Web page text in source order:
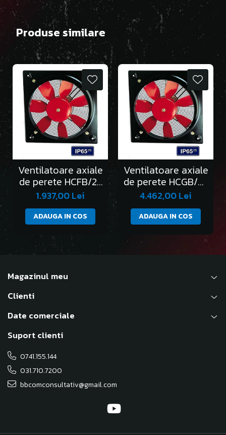
Produse similare
Ventilatoare axiale
de perete HCFB/2-
250/H
1.937,00 Lei
ADAUGA IN COS
Ventilatoare axiale
de perete HCGB/2-
315/L
4.462,00 Lei
ADAUGA IN COS
Magazinul meu
Clienti
Date comerciale
Suport clienti
0741.155.144
031.710.7200
bbcomconsultativ@gmail.com